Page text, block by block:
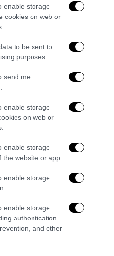
enable storage
cookies on web or
to be sent to
purposes.
send me
enable storage
on web or
enable storage
the website or app.
enable storage
enable storage
authentication
and other
ο Βινίσιους έβγαλε
με το εξωτερικό αλλά
δεν μπόρεσε να
δίχτυα στο 56'.